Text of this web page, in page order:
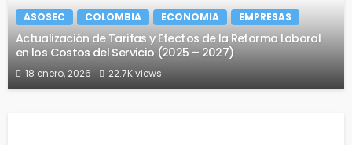
ASOSEC COLOMBIA ECONOMIA EMPRESAS
Actualización de Tarifas y Efectos de la Reforma Laboral
en los Costos del Servicio (2025 – 2027)
18 enero, 2026 22.7K views